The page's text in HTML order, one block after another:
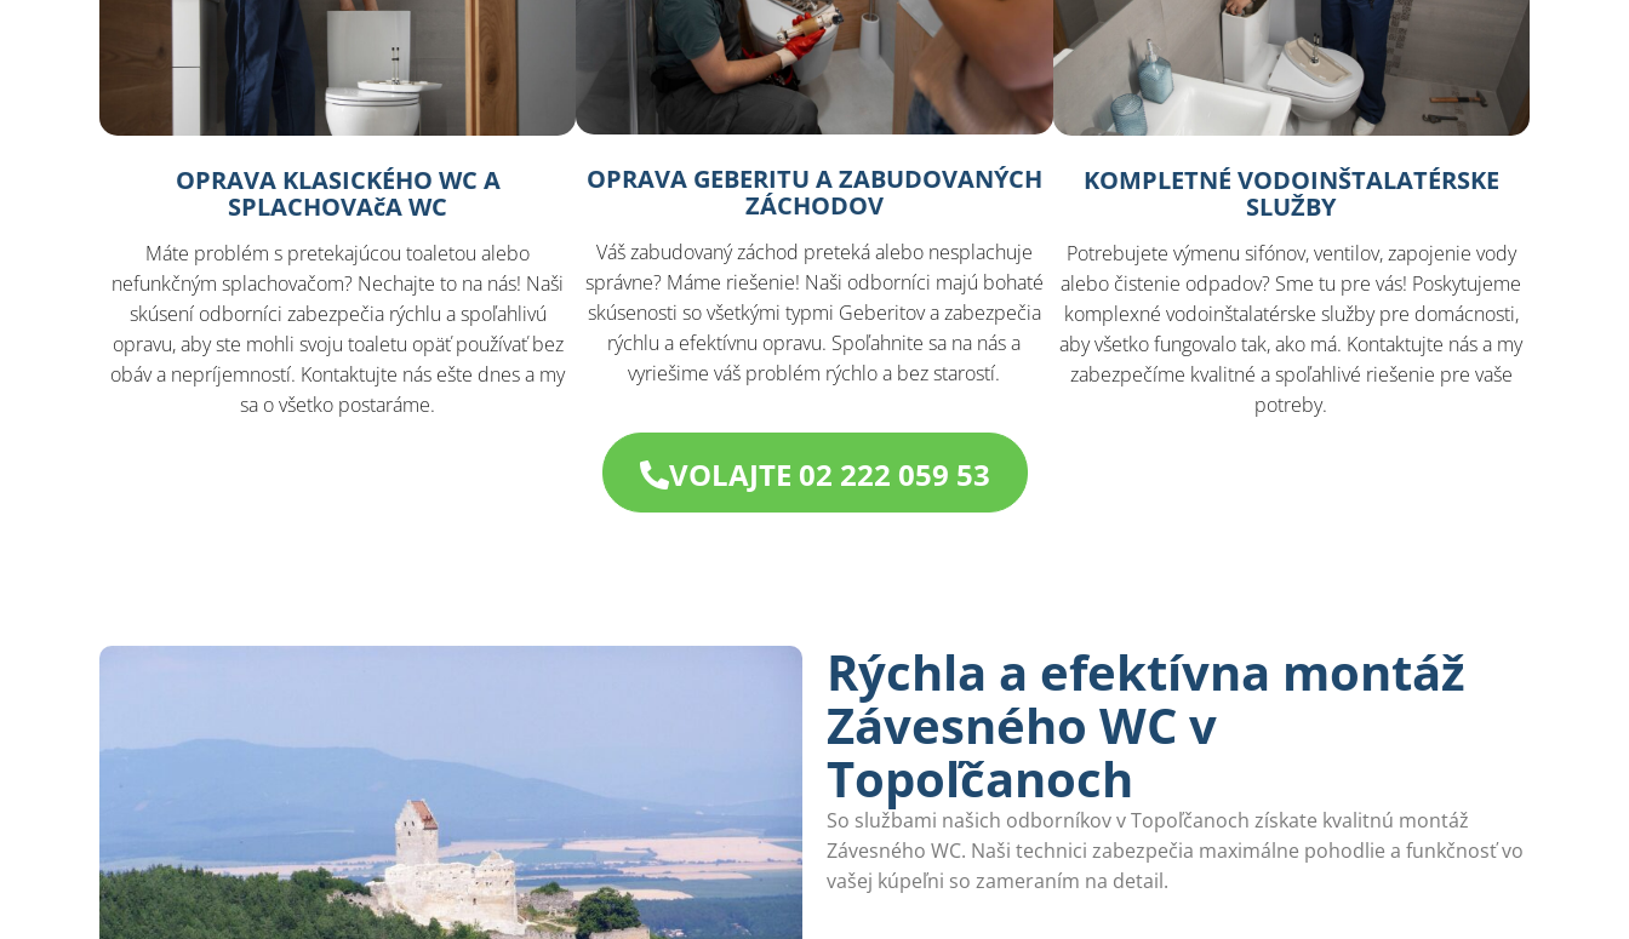
OPRAVA KLASICKÉHO WC A
SPLACHOVAčA WC
Máte problém s pretekajúcou toaletou alebo
nefunkčným splachovačom? Nechajte to na nás! Naši
skúsení odborníci zabezpečia rýchlu a spoľahlivú
opravu, aby ste mohli svoju toaletu opäť používať bez
obáv a nepríjemností. Kontaktujte nás ešte dnes a my
sa o všetko postaráme.
OPRAVA GEBERITU A ZABUDOVANÝCH
ZÁCHODOV
Váš zabudovaný záchod preteká alebo nesplachuje
správne? Máme riešenie! Naši odborníci majú bohaté
skúsenosti so všetkými typmi Geberitov a zabezpečia
rýchlu a efektívnu opravu. Spoľahnite sa na nás a
vyriešime váš problém rýchlo a bez starostí.
KOMPLETNÉ VODOINŠTALATÉRSKE
SLUŽBY
Potrebujete výmenu sifónov, ventilov, zapojenie vody
alebo čistenie odpadov? Sme tu pre vás! Poskytujeme
komplexné vodoinštalatérske služby pre domácnosti,
aby všetko fungovalo tak, ako má. Kontaktujte nás a my
zabezpečíme kvalitné a spoľahlivé riešenie pre vaše
potreby.
VOLAJTE 02 222 059 53
Rýchla a efektívna montáž
Závesného WC v
Topoľčanoch
So službami našich odborníkov v Topoľčanoch získate kvalitnú montáž
Závesného WC. Naši technici zabezpečia maximálne pohodlie a funkčnosť vo
vašej kúpeľni so zameraním na detail.